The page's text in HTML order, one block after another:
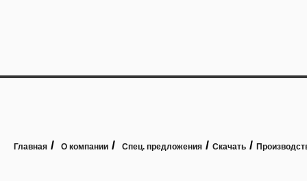
Главная / О компании / Спец. предложения / Скачать /